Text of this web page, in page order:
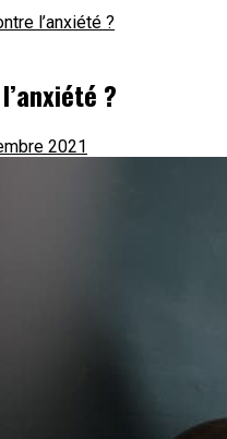
l’anxiété ?
?
2021